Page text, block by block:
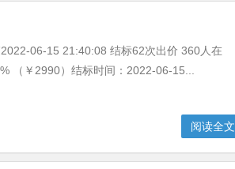
06-15 21:40:08 结标62次出价 360人在
（￥2990）结标时间：2022-06-15...
阅读全文